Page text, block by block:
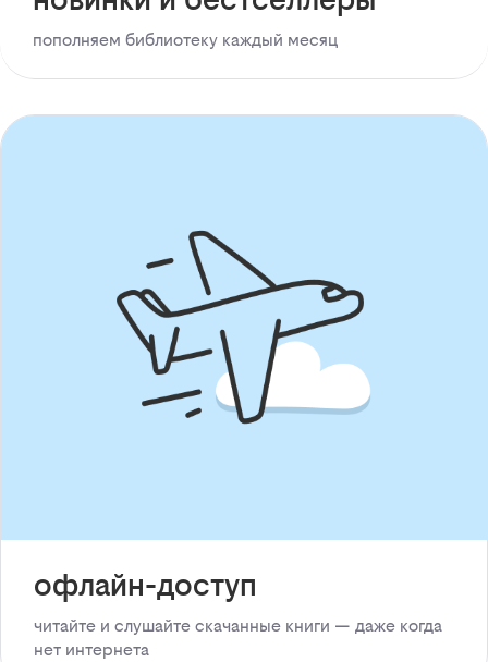
пополняем библиотеку каждый месяц
офлайн-доступ
читайте и слушайте скачанные книги — даже когда
нет интернета